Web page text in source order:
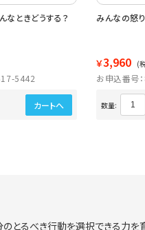
なときどうする？
5442
カートへ
みんなの怒
￥3,960 (
お申込番号
数量:
とるべき行動を選択できる力を育